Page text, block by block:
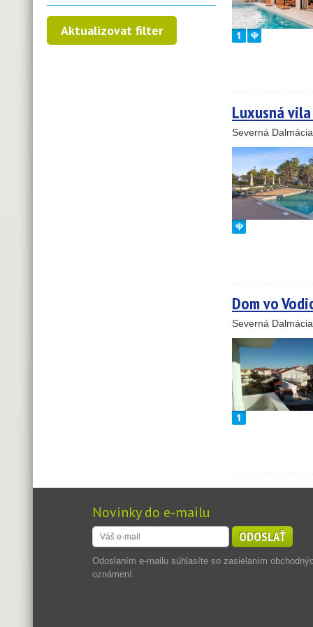
Luxusná
Severná
Dom vo
Severná
Novinky do e-mailu
ODOSLAŤ
Odoslaním e-mailu súhlasíte so zasielaním
oznámení.